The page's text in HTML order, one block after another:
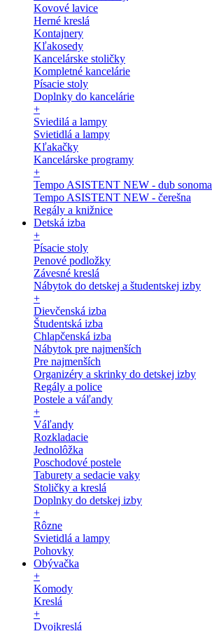
Kovové lavice
Herné kreslá
Kontajnery
Kľakosedy
Kancelárske stoličky
Kompletné kancelárie
Písacie stoly
Doplnky do kancelárie
+
Sviedilá a lampy
Svietidlá a lampy
Kľakačky
Kancelárske programy
+
Tempo ASISTENT NEW - dub sonoma
Tempo ASISTENT NEW - čerešna
Regály a knižnice
Detská izba
+
Písacie stoly
Penové podložky
Závesné kreslá
Nábytok do detskej a študentskej izby
+
Dievčenská izba
Študentská izba
Chlapčenská izba
Nábytok pre najmenších
Pre najmenších
Organizéry a skrinky do detskej izby
Regály a police
Postele a váľandy
+
Váľandy
Rozkladacie
Jednolôžka
Poschodové postele
Taburety a sedacie vaky
Stoličky a kreslá
Doplnky do detskej izby
+
Rôzne
Svietidlá a lampy
Pohovky
Obývačka
+
Komody
Kreslá
+
Dvojkreslá